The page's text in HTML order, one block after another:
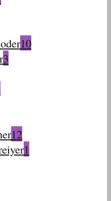
10
3
12
1